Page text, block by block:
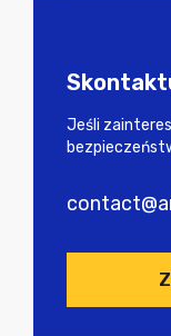
Jeśli